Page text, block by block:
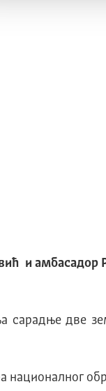
и амбасадор
сарадње две